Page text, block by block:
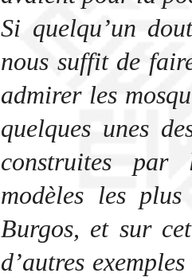
Si quelqu’un
nous suffit de
admirer les
quelques unes
construites
modèles les
Burgos, et sur
d’autres